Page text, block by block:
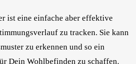
ist eine einfache aber effektive
zu tracken. Sie kann
zu erkennen und so ein
Dein Wohlbefinden zu schaffen.